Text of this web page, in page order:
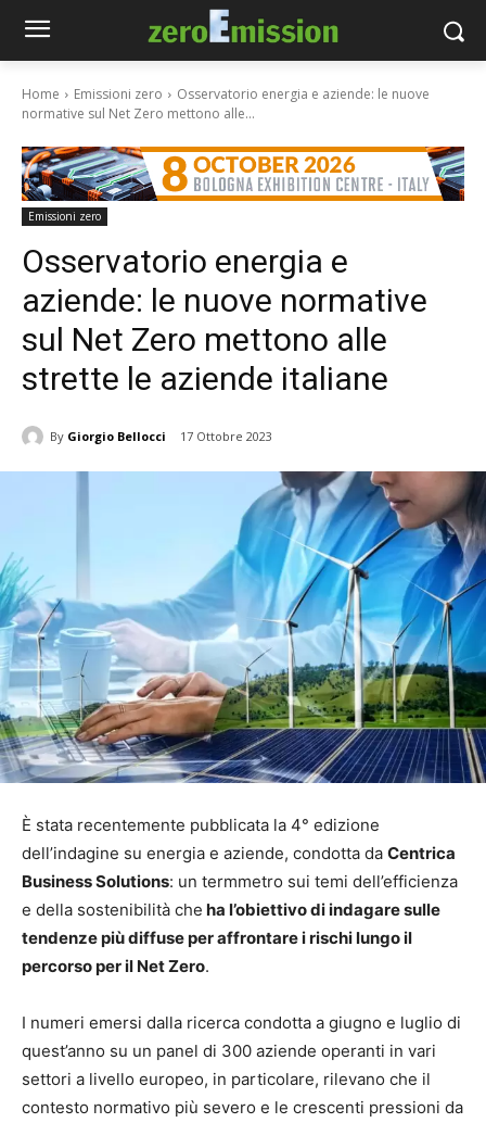
Home Emissioni zero
Osservatorio energia e aziende: le nuove
normative sul Net Zero mettono alle...
Emissioni zero
Osservatorio energia e
aziende: le nuove normative
sul Net Zero mettono alle
strette le aziende italiane
By Giorgio Bellocci 17 Ottobre 2023
È stata recentemente pubblicata la 4° edizione
dell’indagine su energia e aziende, condotta da Centrica
Business Solutions: un termmetro sui temi dell’efficienza
e della sostenibilità che ha l’obiettivo di indagare sulle
tendenze più diffuse per affrontare i rischi lungo il
percorso per il Net Zero.
I numeri emersi dalla ricerca condotta a giugno e luglio di
quest’anno su un panel di 300 aziende operanti in vari
settori a livello europeo, in particolare, rilevano che il
contesto normativo più severo e le crescenti pressioni da